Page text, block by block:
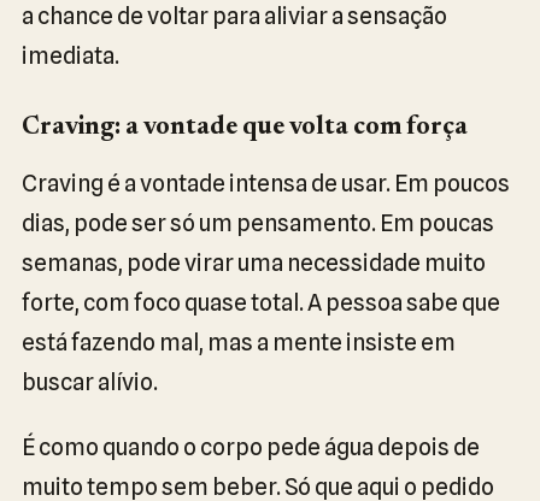
a chance de voltar para aliviar a sensação
imediata.
Craving: a vontade que volta com força
Craving é a vontade intensa de usar. Em poucos
dias, pode ser só um pensamento. Em poucas
semanas, pode virar uma necessidade muito
forte, com foco quase total. A pessoa sabe que
está fazendo mal, mas a mente insiste em
buscar alívio.
É como quando o corpo pede água depois de
muito tempo sem beber. Só que aqui o pedido